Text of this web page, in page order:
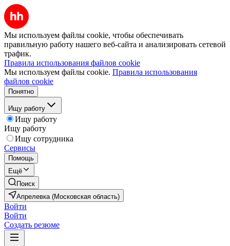
Мы используем файлы cookie, чтобы обеспечивать
правильную работу нашего веб-сайта и анализировать сетевой
трафик.
Правила использования файлов cookie
Мы используем файлы cookie. Правила использования
файлов cookie
Понятно
Ищу работу
Ищу работу
Ищу работу
Ищу сотрудника
Сервисы
Помощь
Ещё
Поиск
Апрелевка (Московская область)
Войти
Войти
Создать резюме